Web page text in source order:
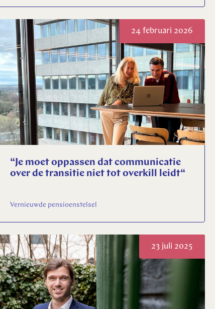
24 februari 2026
“Je moet oppassen dat communicatie
over de transitie niet tot overkill leidt“
Vernieuwde pensioenstelsel
23 juli 2025